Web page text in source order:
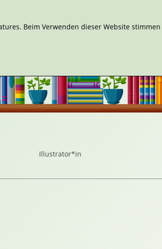
Illustrator*in
Beim Verwenden dieser Website